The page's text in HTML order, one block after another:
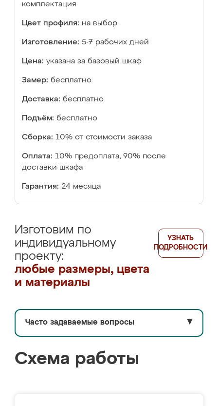
комплектация
Цвет профиля: на выбор
Изготовление: 5-7 рабочих дней
Цена: указана за базовый шкаф
Замер: бесплатно
Доставка: бесплатно
Подъём: бесплатно
Сборка: 10% от стоимости заказа
Оплата: 10% предоплата, 90% после
доставки шкафа
Гарантия: 24 месяца
Изготовим по
индивидуальному
проекту:
любые размеры, цвета
и материалы
УЗНАТЬ
ПОДРОБНОСТИ
Часто задаваемые вопросы ▼
Схема работы